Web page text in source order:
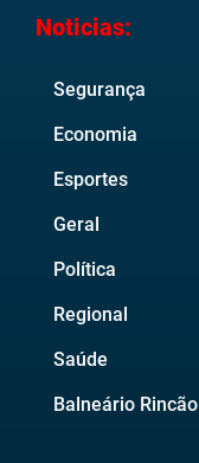
Noticias:
Segurança
Economia
Esportes
Geral
Política
Regional
Saúde
Balneário Rincão